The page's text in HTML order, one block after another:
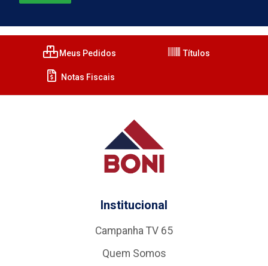
Meus Pedidos Títulos
Notas Fiscais
Institucional
Campanha TV 65
Quem Somos